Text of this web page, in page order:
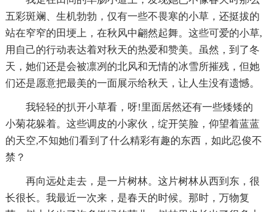
五彩斑斓、生机勃勃，仅有一些不畏寒的小草，还挺拔的
站在窄窄的田埂上，在秋风中翩然起舞。这些可爱的小草,
用自己的行动表达着对秋天的热爱和赞美。虽然，到了冬
天，她们还是会被凛冽的北风和无情的冰雪所摧残，但她
们还是愿意把最美的一面展示给秋天，让人生没有遗憾。
我轻轻的扒开小草看，呀!里面居然还有一些矮矮的
小菊花躲着。这些调皮的小家伙，绽开笑脸，仰望着蓝蓝
的天空,不知她们看到了什么精彩有趣的东西，如此忍俊不
禁？
再向远处走去，是一片树林。这片树林从西到东，很
长很长。我最近一次来，是春天的时候。那时，万物复